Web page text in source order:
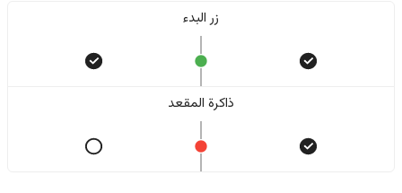
زر البدء
ذاكرة المقعد